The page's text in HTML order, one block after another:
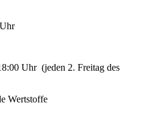
Uhr (jeden 2. Freitag des
Wertstoffe